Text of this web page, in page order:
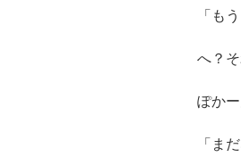
「も
へ？
ぽか
「ま